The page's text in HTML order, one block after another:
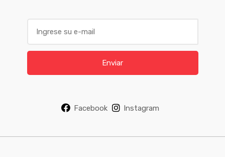
l
Enviar
Facebook Instagram